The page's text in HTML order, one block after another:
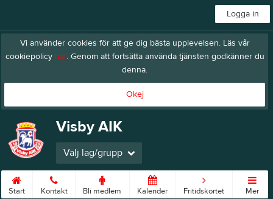
Logga in
Vi använder cookies för att ge dig bästa upplevelsen. Läs vår
cookiepolicy här. Genom att fortsätta använda tjänsten godkänner du
denna.
Okej
Visby AIK
Välj lag/grupp
Start Kontakt Bli medlem Kalender Fritidskortet Mer